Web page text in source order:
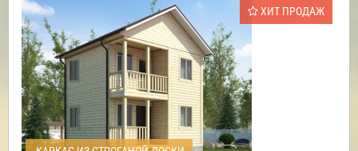
ХИТ ПРОДАЖ